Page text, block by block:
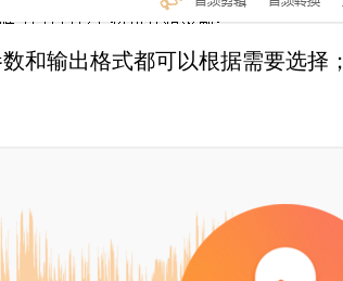
和输出格式都可以根据需要选择；